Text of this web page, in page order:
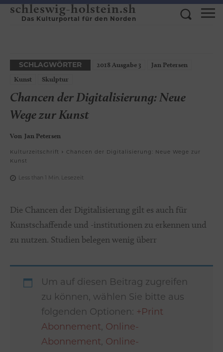
schleswig-holstein.sh
Das Kulturportal für den Norden
SCHLAGWÖRTER 2018 Ausgabe 3
Jan Petersen
Kunst
Skulptur
Chancen der Digitalisierung: Neue
Wege zur Kunst
Von Jan Petersen
Kulturzeitschrift
Chancen der Digitalisierung: Neue Wege zur
Kunst
Less than 1 Min. Lesezeit
Die Chancen der Digitalisierung gilt es auch für
Kunstschaffende und -institutionen zu erkennen und
zu nutzen. Studien belegen wenig überr
Um auf diesen Beitrag zugreifen
zu können, wählen Sie bitte aus
folgenden Optionen: +Print
Abonnement, Online-
Abonnement, Online-